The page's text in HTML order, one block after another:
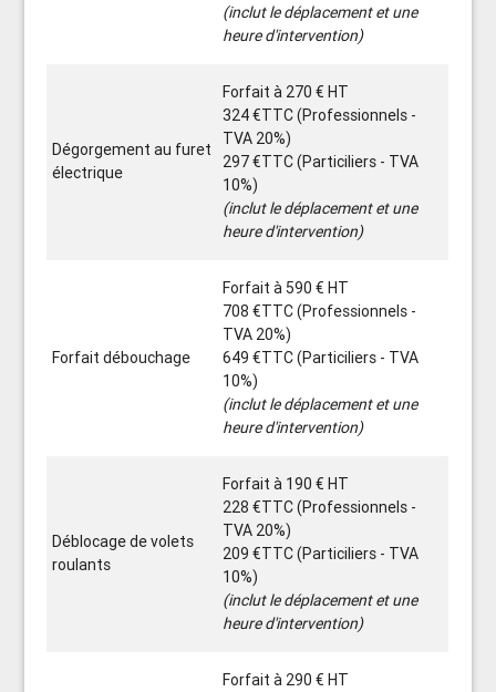
(inclut le déplacement et une
heure d'intervention)
Dégorgement au furet
électrique
Forfait à 270 € HT
324 €TTC (Professionnels -
TVA 20%)
297 €TTC (Particiliers - TVA
10%)
(inclut le déplacement et une
heure d'intervention)
Forfait débouchage
Forfait à 590 € HT
708 €TTC (Professionnels -
TVA 20%)
649 €TTC (Particiliers - TVA
10%)
(inclut le déplacement et une
heure d'intervention)
Déblocage de volets
roulants
Forfait à 190 € HT
228 €TTC (Professionnels -
TVA 20%)
209 €TTC (Particiliers - TVA
10%)
(inclut le déplacement et une
heure d'intervention)
Forfait à 290 € HT